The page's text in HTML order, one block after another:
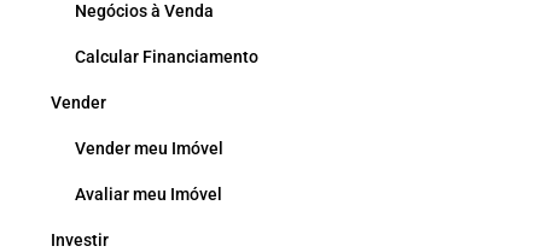
Negócios à Venda
Calcular Financiamento
Vender
Vender meu Imóvel
Avaliar meu Imóvel
Investir